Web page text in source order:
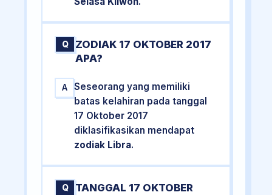
Q
ZODIAK 17 OKTOBER 2017
APA?
A
Seseorang yang memiliki
batas kelahiran pada tanggal
17 Oktober 2017
diklasifikasikan mendapat
zodiak Libra.
Q
TANGGAL 17 OKTOBER